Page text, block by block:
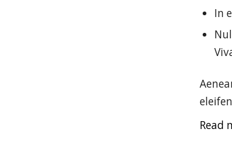
In
Read